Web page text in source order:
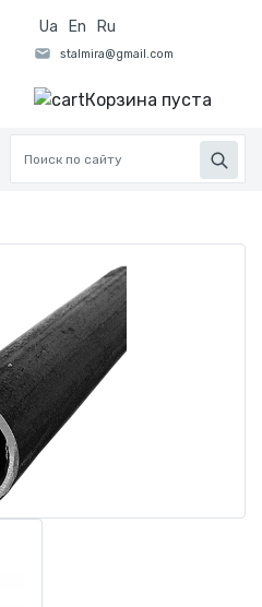
Ua En Ru
Корзина пуста